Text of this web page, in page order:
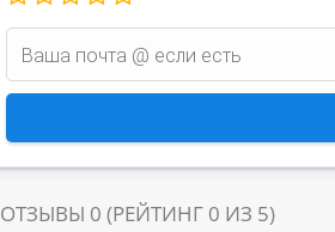
ОТЗЫВЫ 0 (РЕЙТИНГ 0 ИЗ 5)